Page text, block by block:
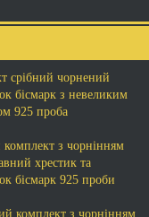
срібний чорнений
бісмарк з невеликим
925 проба
комплект з чорнінням
хрестик та
бісмарк 925 проби
комплект з чорнінням